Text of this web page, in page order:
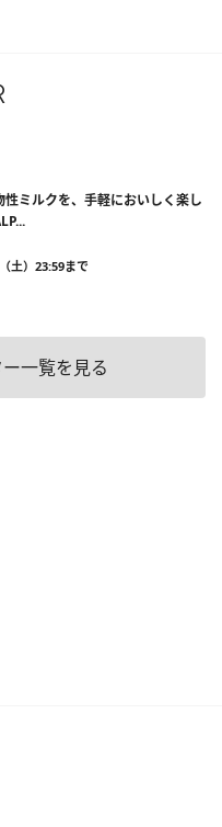
性ミルクを、手軽においしく楽し
土）23:59まで
一覧を見る